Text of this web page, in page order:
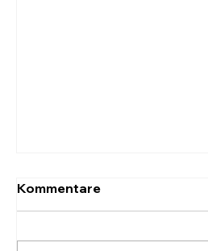
Kommentare